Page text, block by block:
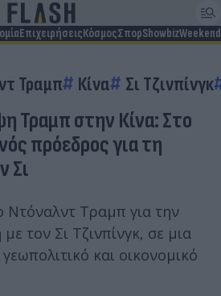
ΕπιχειρήσειςΚόσμοςΣπορShowbizWeekend
Τραμπ Κίνα Σι Τζινπίνγκ
Τραμπ στην Κίνα: Στο
πρόεδρος για τη
Σι
Ντόναλντ Τραμπ για την
τον Σι Τζινπίνγκ, σε μια
και οικονομικό